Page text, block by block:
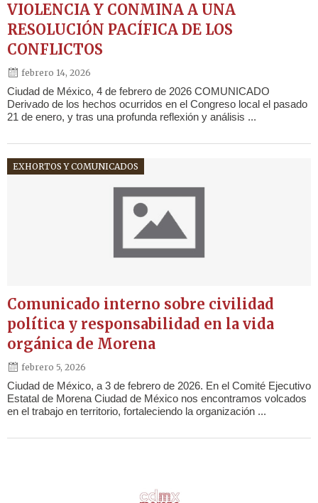
VIOLENCIA Y CONMINA A UNA
RESOLUCIÓN PACÍFICA DE LOS
CONFLICTOS
febrero 14, 2026
Ciudad de México, 4 de febrero de 2026 COMUNICADO
Derivado de los hechos ocurridos en el Congreso local el pasado
21 de enero, y tras una profunda reflexión y análisis ...
EXHORTOS Y COMUNICADOS
Comunicado interno sobre civilidad
política y responsabilidad en la vida
orgánica de Morena
febrero 5, 2026
Ciudad de México, a 3 de febrero de 2026. En el Comité Ejecutivo
Estatal de Morena Ciudad de México nos encontramos volcados
en el trabajo en territorio, fortaleciendo la organización ...